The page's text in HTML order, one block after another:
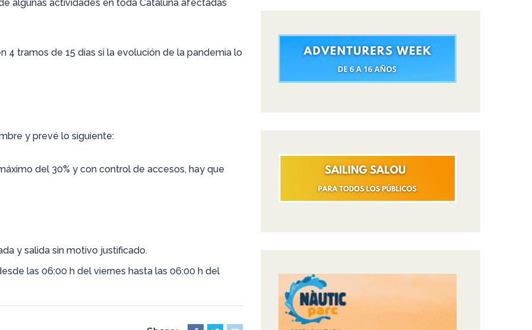
algunas actividades en toda Cataluña afectadas
4 tramos de 15 días si la evolución de la pandemia lo
y prevé lo siguiente:
del 30% y con control de accesos, hay que
y salida sin motivo justificado.
las 06:00 h del viernes hasta las 06:00 h del